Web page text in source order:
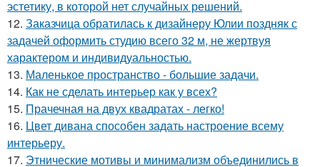
эстетику, в которой нет случайных решений.
12. Заказчица обратилась к дизайнеру Юлии поздняк с
задачей оформить студию всего 32 м, не жертвуя
характером и индивидуальностью.
13. Маленькое пространство - большие задачи.
14. Как не сделать интерьер как у всех?
15. Прачечная на двух квадратах - легко!
16. Цвет дивана способен задать настроение всему
интерьеру.
17. Этнические мотивы и минимализм объединились в